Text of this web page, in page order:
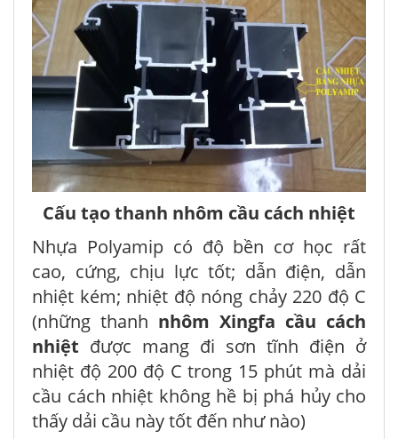
Cấu tạo thanh nhôm cầu cách nhiệt
Nhựa Polyamip có độ bền cơ học rất
cao, cứng, chịu lực tốt; dẫn điện, dẫn
nhiệt kém; nhiệt độ nóng chảy 220 độ C
(những thanh nhôm Xingfa cầu cách
nhiệt được mang đi sơn tĩnh điện ở
nhiệt độ 200 độ C trong 15 phút mà dải
cầu cách nhiệt không hề bị phá hủy cho
thấy dải cầu này tốt đến như nào)